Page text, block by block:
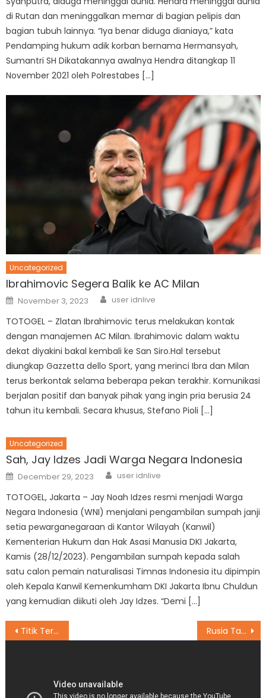
di Rutan dan meninggalkan memar di bagian pelipis dan
bagian tubuh lainnya. “Iya benar diduga dianiaya,” kata
Pendamping hukum adik korban bernama Hermansyah,
Sumantri SH Dikatakannya awalnya Hendra ditangkap 11
November 2021 oleh Polrestabes […]
Uncategorized
Ibrahimovic Segera Balik ke AC Milan
Posted
on
November 3, 2023 Author
user idnlive
TOTOGEL – Zlatan Ibrahimovic terus melakukan kontak
dengan manajemen AC Milan. Ibrahimovic dalam waktu
dekat diyakini bakal kembali ke San Siro.Hal tersebut
diungkap Gazzetta dello Sport, yang merinci Ibra dan Milan
terus berkontak selama beberapa pekan terakhir. Komunikasi
berjalan positif dan banyak pihak yang ingin pria berusia 24
tahun itu kembali. Secara khusus, Stefano Pioli […]
Uncategorized
Sah, Jay Idzes Jadi Warga Negara Indonesia
Posted
on
December 29, 2023 Author
user idnlive
TOTOGEL, Jakarta – Jay Noah Idzes resmi menjadi Warga
Negara Indonesia (WNI) menjalani pengambilan sumpah janji
setia pewarganegaraan di Kantor Wilayah (Kanwil)
Kementerian Hukum dan Hak Asasi Manusia DKI Jakarta,
Kamis (28/12/2023). Pengambilan sumpah kepada salah
satu calon pemain naturalisasi Timnas Indonesia itu dipimpin
oleh Kepala Kanwil Kemenkumham DKI Jakarta Ibnu Chuldun
yang kemudian diikuti oleh Jay Idzes. “Demi […]
Post
Titik Terang Kasus Tangmo Nida: Pemilik Speedboat Akui Jadi Penyebab Kecelakaan Rusia Tak Henti Lancarkan Serangan, Kini Mulai Targetkan Kota Lain di Ukraina